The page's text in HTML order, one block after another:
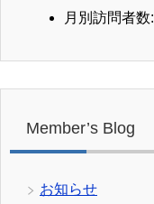
月別訪問者数:
Member’s Blog
お知らせ